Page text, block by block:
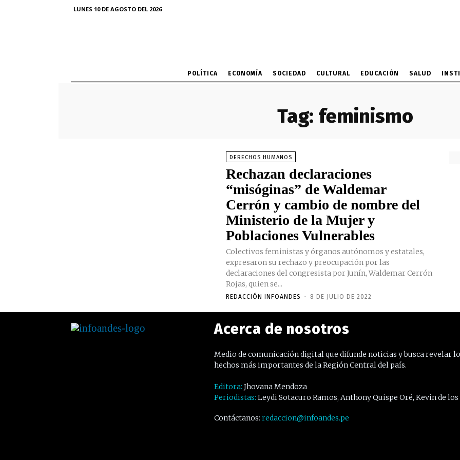
LUNES 10 DE AGOSTO DEL 2026
POLÍTICA ECONOMÍA SOCIEDAD CULTURAL EDUCACIÓN SALUD
Tag: feminismo
DERECHOS HUMANOS
Rechazan declaraciones
“misóginas” de Waldemar
Cerrón y cambio de nombre del
Ministerio de la Mujer y
Poblaciones Vulnerables
Colectivos feministas y órganos autónomos y estatales,
expresaron su rechazo y preocupación por las
declaraciones del congresista por Junín, Waldemar Cerrón
Rojas, quien se...
REDACCIÓN INFOANDES - 8 DE JULIO DE 2022
Acerca de nosotros
Medio de comunicación digital que difunde noticias y busca revelar
hechos más importantes de la Región Central del país.
Editora: Jhovana Mendoza
Periodistas: Leydi Sotacuro Ramos, Anthony Quispe Oré, Kevin de los
Contáctanos: redaccion@infoandes.pe